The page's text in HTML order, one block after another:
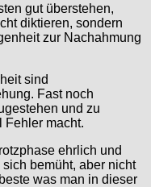
gut überstehen,
diktieren, sondern
zur Nachahmung
sind
Fast noch
und zu
Fehler macht.
ehrlich und
bemüht, aber nicht
was man in dieser